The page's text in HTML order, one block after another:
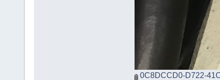
0C8DCCD0-D722-